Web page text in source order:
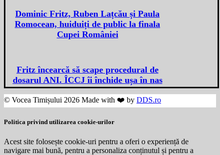
Dominic Fritz, Ruben Lațcău și Paula
Romocean, huiduiți de public la finala
Cupei României
Fritz încearcă să scape procedural de
dosarul ANI. ÎCCJ îi închide ușa în nas
© Vocea Timișului 2026 Made with ❤️ by DDS.ro
Politica privind utilizarea cookie-urilor
Acest site folosește cookie-uri pentru a oferi o experiență de
navigare mai bună, pentru a personaliza conținutul și pentru a